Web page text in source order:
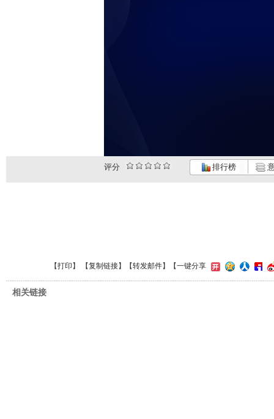
评分 排行榜
【打印 】 【复制链接】【转发邮件】【一键分享
相关链接